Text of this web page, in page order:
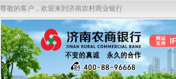
尊敬的客户，欢迎来到济南农村商业银行